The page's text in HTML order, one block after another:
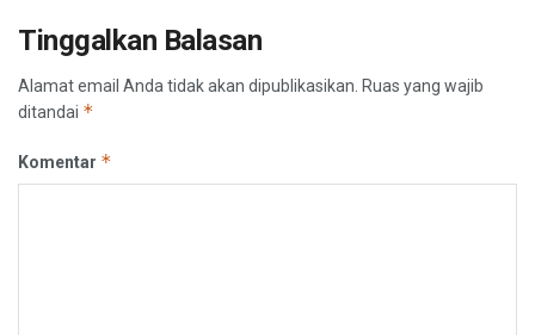
Tinggalkan Balasan
Alamat email Anda tidak akan dipublikasikan. Ruas yang wajib
ditandai *
Komentar *